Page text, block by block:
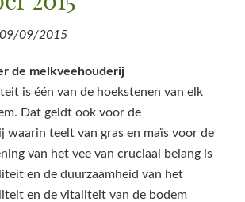
09/09/2015
de melkveehouderij
is één van de hoekstenen van elk
Dat geldt ook voor de
waarin teelt van gras en maïs voor de
van het vee van cruciaal belang is
en de duurzaamheid van het
en de vitaliteit van de bodem